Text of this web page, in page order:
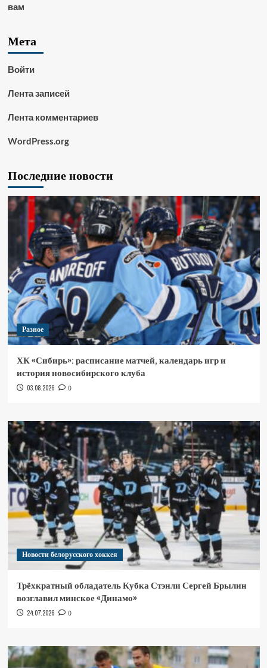
вам
Мета
Войти
Лента записей
Лента комментариев
WordPress.org
Последние новости
Разное
ХК «Сибирь»: расписание матчей, календарь игр и
история новосибирского клуба
03.08.2026 0
Новости белорусского хоккея
Трёхкратный обладатель Кубка Стэнли Сергей Брылин
возглавил минское «Динамо»
24.07.2026 0